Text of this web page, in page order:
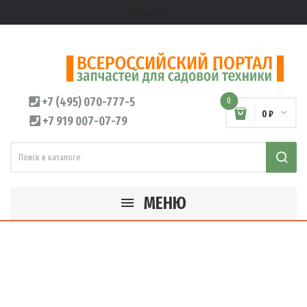
+7 (495) 070-777-5
+7 919 007-07-79
0
0 ₽
МЕНЮ